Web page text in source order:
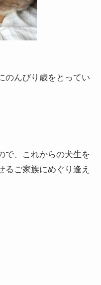
のんびり歳をとってい
、
これからの犬生を
るご家族にめぐり逢え